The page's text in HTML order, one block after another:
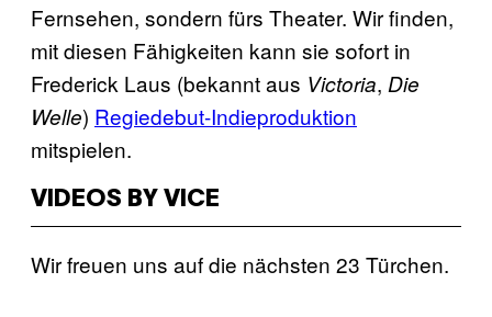
Fernsehen, sondern fürs Theater. Wir finden,
mit diesen Fähigkeiten kann sie sofort in
Frederick Laus (bekannt aus Victoria, Die
Welle) Regiedebut-Indieproduktion
mitspielen.
VIDEOS BY VICE
Wir freuen uns auf die nächsten 23 Türchen.